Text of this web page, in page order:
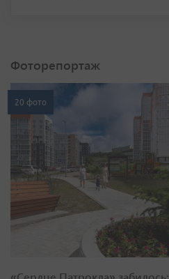
Фоторепортаж
20 фото